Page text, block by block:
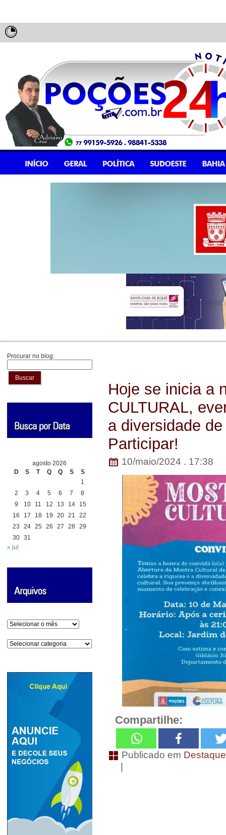
Procurar no blog:
Buscar
agosto 2026
D
S T Q Q S
S
1
2
3 4 5 6 7
8
9
10 11 12 13 14
15
16
17 18 19 20 21
22
23
24 25 26 27 28 29
30 31
« jul
Arquivos
Categorias
Hoje se inicia a
CULTURAL,
a diversidade
Participar!
10/maio/2024 . 17:38
Compartilhe:
Publicado em
|